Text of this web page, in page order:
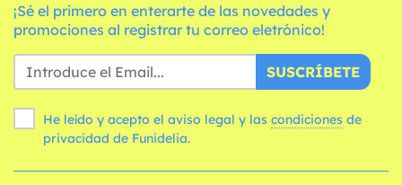
¡Sé el primero en enterarte de las novedades y
promociones al registrar tu correo eletrónico!
SUSCRÍBETE
He leído y acepto el aviso legal y las condiciones
privacidad de Funidelia.